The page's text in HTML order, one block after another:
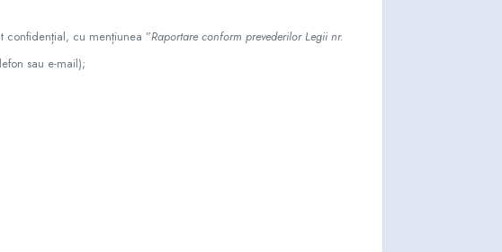
confidențial, cu mențiunea ”Raportare conform prevederilor Legii nr.
sau e-mail);